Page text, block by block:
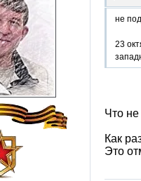
не
23
Что
Как
Это